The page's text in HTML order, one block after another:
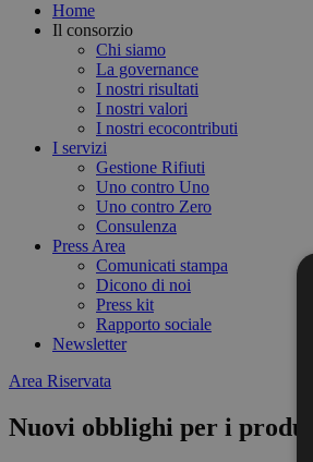
Home
Il consorzio
Chi siamo
La governance
I nostri risultati
I nostri valori
I nostri ecocontributi
I servizi
Gestione Rifiuti
Uno contro Uno
Uno contro Zero
Consulenza
Press Area
Comunicati stampa
Dicono di noi
Press kit
Rapporto sociale
Newsletter
Area Riservata
Nuovi obblighi per i